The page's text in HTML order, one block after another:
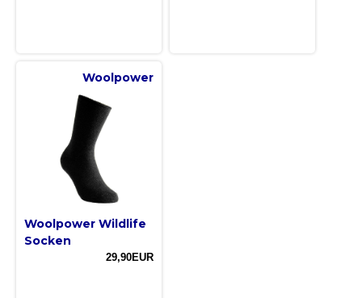
Woolpower
Woolpower Wildlife
Socken
29,90EUR